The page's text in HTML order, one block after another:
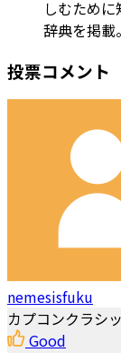
しむため
辞典を掲載。
投票コメント
nemesisfuku
カプコンクラシ
Good